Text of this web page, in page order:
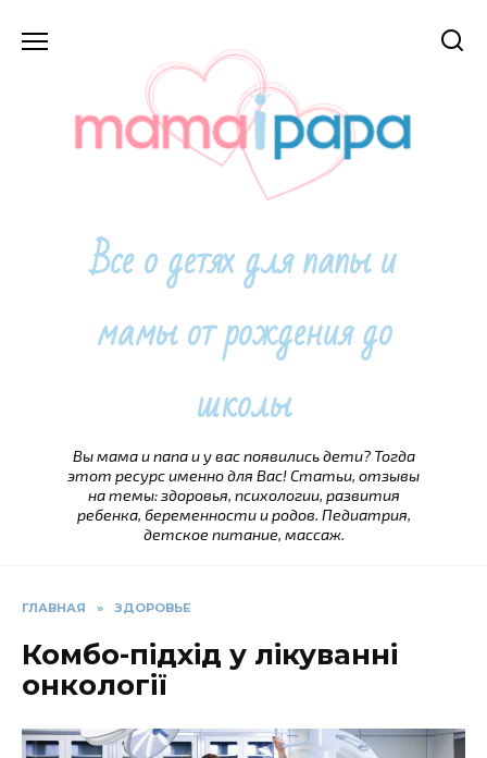
Все о детях для папы и
мамы от рождения до
школы
Вы мама и папа и у вас появились дети? Тогда
этот ресурс именно для Вас! Статьи, отзывы
на темы: здоровья, психологии, развития
ребенка, беременности и родов. Педиатрия,
детское питание, массаж.
ГЛАВНАЯ » ЗДОРОВЬЕ
Комбо-підхід у лікуванні
онкології